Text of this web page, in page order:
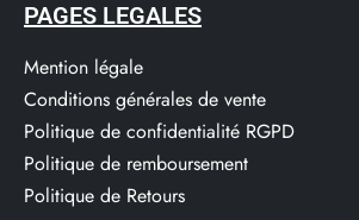
PAGES LEGALES
Mention légale
Conditions générales de vente
Politique de confidentialité RGPD
Politique de remboursement
Politique de Retours